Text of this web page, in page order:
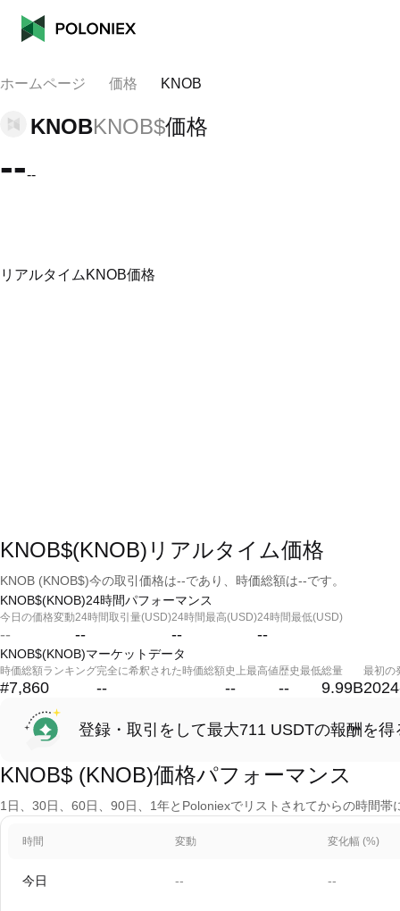
ホームページ 価格 KNOB
KNOBKNOB$価格
----
リアルタイムKNOB価格
KNOB$(KNOB)リアルタイム価格
KNOB (KNOB$)今の取引価格は--であり、時価総額は--です。
KNOB$(KNOB)24時間パフォーマンス
今日の価格変動
--
24時間取引量(USD)
--
24時間最高(USD)
--
24時間最低(USD)
--
KNOB$(KNOB)マーケットデータ
時価総額ランキング
#7,860
完全に希釈された時価総額
--
史上最高値
--
歴史最低
--
総量
9.99B
最初の
登録・取引をして最大711 USDTの報酬を得
KNOB$ (KNOB)価格パフォーマンス
1日、30日、60日、90日、1年とPoloniexでリストされてからの時間
時間 変動 変化幅 (%)
今日 -- --